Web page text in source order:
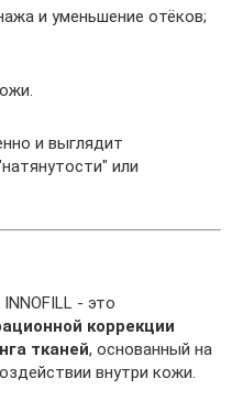
и уменьшение отёков;
и выглядит
или
- это
коррекции
тканей, основанный на
внутри кожи.